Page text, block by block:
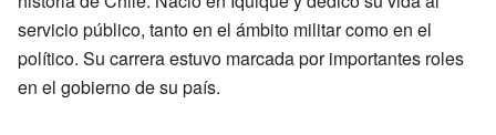
servicio público, tanto en el ámbito militar como en el
político. Su carrera estuvo marcada por importantes roles
en el gobierno de su país.